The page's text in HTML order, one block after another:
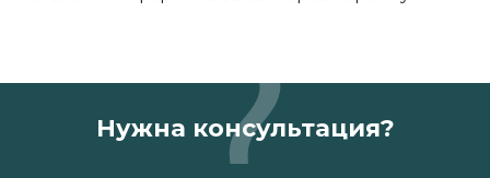
Нужна консультация?